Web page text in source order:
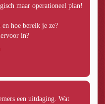
maar operationeel plan!
hoe bereik je ze?
in?
een uitdaging. Wat